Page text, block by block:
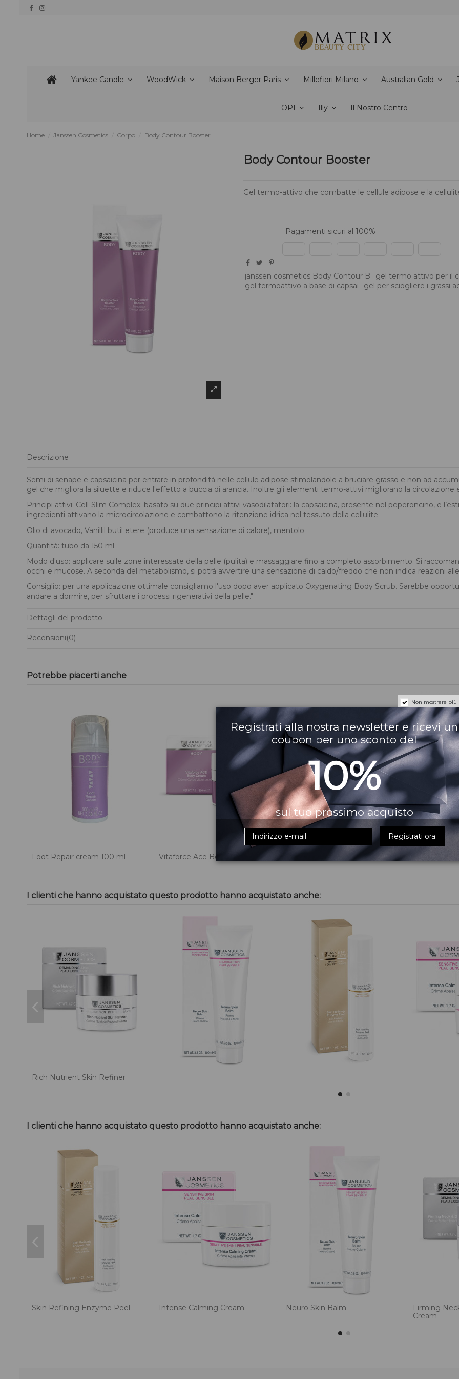
Yankee Candle WoodWick Maison Berger Paris Millefiori Milano Australian Gold
OPI Illy Il Nostro Centro
Home Janssen Cosmetics Corpo Body Contour Booster
Body Contour Booster
Gel termo-attivo che combatte le cellule adipose e la
Pagamenti sicuri al 100%
janssen cosmetics Body Contour B
gel termo attivo per il
gel termoattivo a base di capsai
gel per sciogliere i grassi
Descrizione
Semi di senape e capsaicina per entrare in profondità nelle cellule adipose stimolandole a bruciare grasso e non ad
gel che migliora la siluette e riduce l'effetto a buccia di arancia. Inoltre gli elementi termo-attivi migliorano la circolazione
Principi attivi: Cell-Slim Complex: basato su due principi attivi vasodilatatori: la capsaicina, presente nel peperoncino, e
ingredienti attivano la microcircolazione e combattono la ritenzione idrica nel tessuto della cellulite.
Olio di avocado, Vanillil butil etere (produce una sensazione di calore), mentolo
Quantità: tubo da 150 ml
Modo d'uso: applicare sulle zone interessate della pelle (pulita) e massaggiare fino a completo assorbimento. Si
occhi e mucose. A seconda del metabolismo, si potrà avvertire una sensazione di caldo/freddo che non indica reazioni
Consiglio: per una applicazione ottimale consigliamo l'uso dopo aver applicato Oxygenating Body Scrub. Sarebbe
andare a dormire, per sfruttare i processi rigenerativi della pelle."
Dettagli del prodotto
Recensioni(0)
Potrebbe piacerti anche
Foot Repair cream 100 ml Vitaforce Ace Body Cream Perfect Bust Formula
I clienti che hanno acquistato questo prodotto hanno acquistato anche:
Rich Nutrient Skin Refiner
I clienti che hanno acquistato questo prodotto hanno acquistato anche:
Skin Refining Enzyme Peel Intense Calming Cream Neuro Skin Balm
Firming
Cream
Non mostrare più
Registrati alla nostra newsletter e ricevi un
coupon per uno sconto del
10%
sul tuo prossimo acquisto
Registrati ora